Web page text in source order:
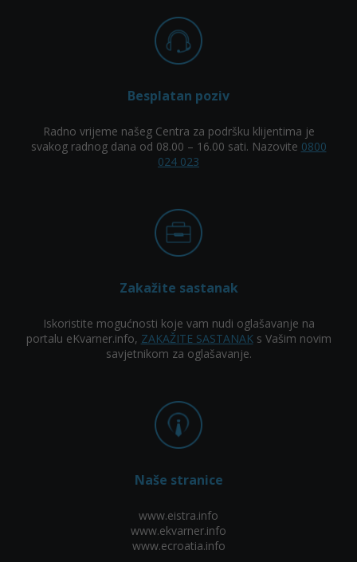
Besplatan poziv
Radno vrijeme našeg Centra za podršku klijentima je
svakog radnog dana od 08.00 – 16.00 sati. Nazovite 0800
024 023
Zakažite sastanak
Iskoristite mogućnosti koje vam nudi oglašavanje na
portalu eKvarner.info, ZAKAŽITE SASTANAKs Vašim novim
savjetnikom za oglašavanje.
Naše stranice
www.eistra.info
www.ekvarner.info
www.ecroatia.info